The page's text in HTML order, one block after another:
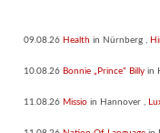
09.08.26 Health in Nürnberg ,
10.08.26 Bonnie „Prince“ Billy in
11.08.26 Missio in Hannover ,